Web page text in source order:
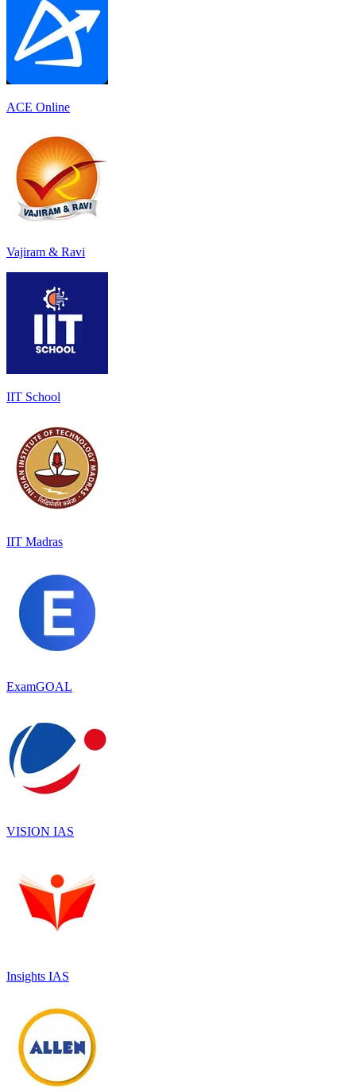
ACE Online
Vajiram & Ravi
IIT School
IIT Madras
ExamGOAL
VISION IAS
Insights IAS